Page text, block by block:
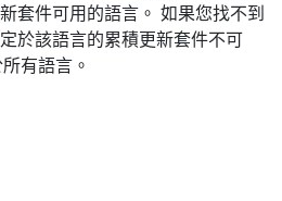
套件可用的語言。 如果您找不到
於該語言的累積更新套件不可
有語言。